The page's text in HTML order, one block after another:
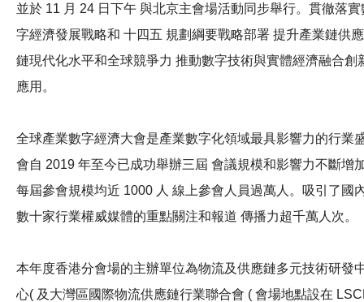
並於 11 月 24 日下午 與北京主會場活動同步舉行。貫徹落實
字經濟發展戰略和 十四五 規劃綱要戰略部署 提升產業鏈供應
鏈現代化水平和全球競爭力 推動數字技術與實體經濟融合創
應用。
全球產業數字經濟大會是產業數字化領域最具影響力的行業
會自 2019 年至今已成功舉辦三屆 會議規模和影響力不斷增
每屆參會規模均近 1000 人 線上參會人員過萬人。吸引了國
數十家行業權威媒體的重點關注和報道 傳播力超千萬人次。
本年度香港分會場的主辦單位為物流及供應鏈多元技術研發
心( 及大灣區國際物流供應鏈行業聯合會 ( 會場地點設在